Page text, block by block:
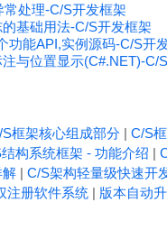
处理-C/S开发框架
基础用法-C/S开发框架
功能API,实例源码-C/S开
与位置显示(C#.NET)-C/
S框架核心组成部分 | C/S
构系统框架 - 功能介绍 |
解 | C/S架构轻量级快速开
注册软件系统 | 版本自动